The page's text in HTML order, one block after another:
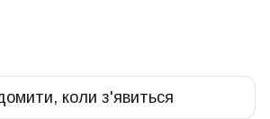
коли з'явиться